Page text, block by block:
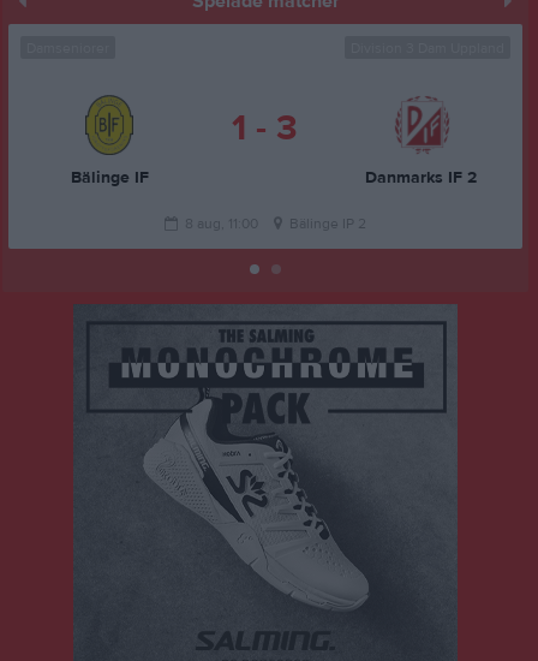
Bälinge IF
1 - 3
Danmarks IF 2
8 aug, 11:00 Bälinge IP 2